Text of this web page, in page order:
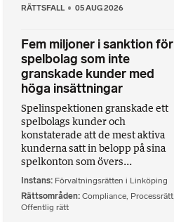
RÄTTSFALL 05 AUG 2026
Fem miljoner i sanktion för
spelbolag som inte
granskade kunder med
höga insättningar
Spelinspektionen granskade ett
spelbolags kunder och
konstaterade att de mest aktiva
kunderna satt in belopp på sina
spelkonton som övers...
Instans Förvaltningsrätten i Linköping
Rättsområden Compliance, Processrätt,
Offentlig rätt